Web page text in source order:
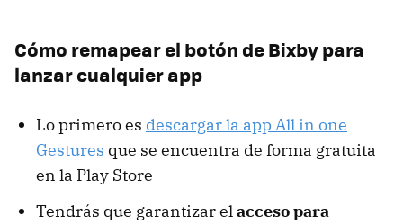
Cómo remapear el botón de Bixby para
lanzar cualquier app
Lo primero es descargar la app All in one
Gestures que se encuentra de forma gratuita
en la Play Store
Tendrás que garantizar elacceso para